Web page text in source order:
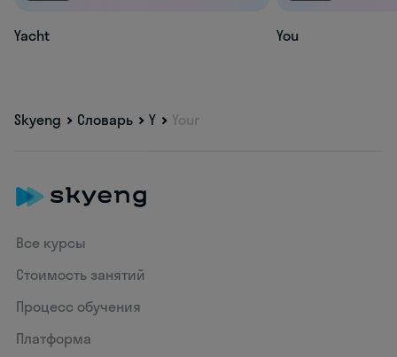
Yacht You
Skyeng Словарь Y Your
Все курсы
Стоимость занятий
Процесс обучения
Платформа